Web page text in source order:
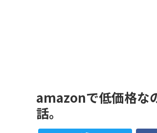
amazonで低価格な
話。